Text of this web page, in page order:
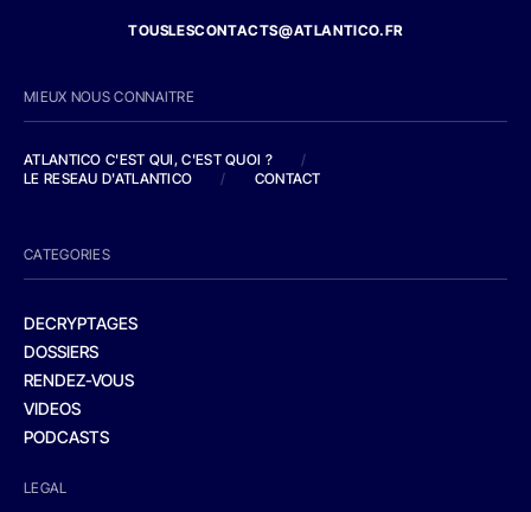
TOUSLESCONTACTS@ATLANTICO.FR
MIEUX NOUS CONNAITRE
ATLANTICO C'EST QUI, C'EST QUOI ?
/
LE RESEAU D'ATLANTICO
/ CONTACT
CATEGORIES
DECRYPTAGES
DOSSIERS
RENDEZ-VOUS
VIDEOS
PODCASTS
LEGAL